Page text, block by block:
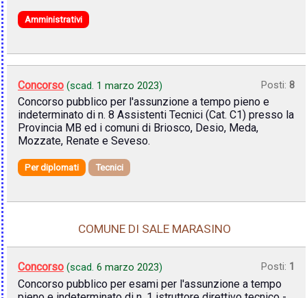
Amministrativi
Concorso (scad. 1 marzo 2023) Posti: 8
Concorso pubblico per l'assunzione a tempo pieno e
indeterminato di n. 8 Assistenti Tecnici (Cat. C1) presso la
Provincia MB ed i comuni di Briosco, Desio, Meda,
Mozzate, Renate e Seveso.
Per diplomati Tecnici
COMUNE DI SALE MARASINO
Concorso (scad. 6 marzo 2023) Posti: 1
Concorso pubblico per esami per l'assunzione a tempo